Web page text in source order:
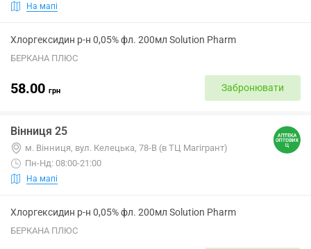
На мапі
Хлоргексидин р-н 0,05% фл. 200мл Solution Pharm
БЕРКАНА ПЛЮС
58.00 грн Забронювати
Вінниця 25
м. Вінниця, вул. Келецька, 78-В (в ТЦ Магігрант)
Пн-Нд: 08:00-21:00
На мапі
Хлоргексидин р-н 0,05% фл. 200мл Solution Pharm
БЕРКАНА ПЛЮС